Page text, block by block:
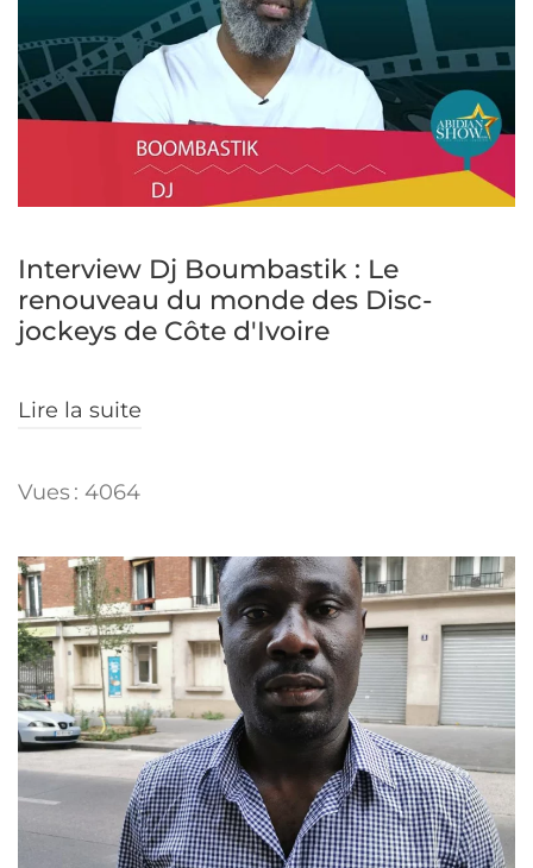
Interview Dj Boumbastik : Le
renouveau du monde des Disc-
jockeys de Côte d'Ivoire
Lire la suite
Vues : 4064